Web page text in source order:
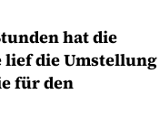
hat die
die Umstellung
für den